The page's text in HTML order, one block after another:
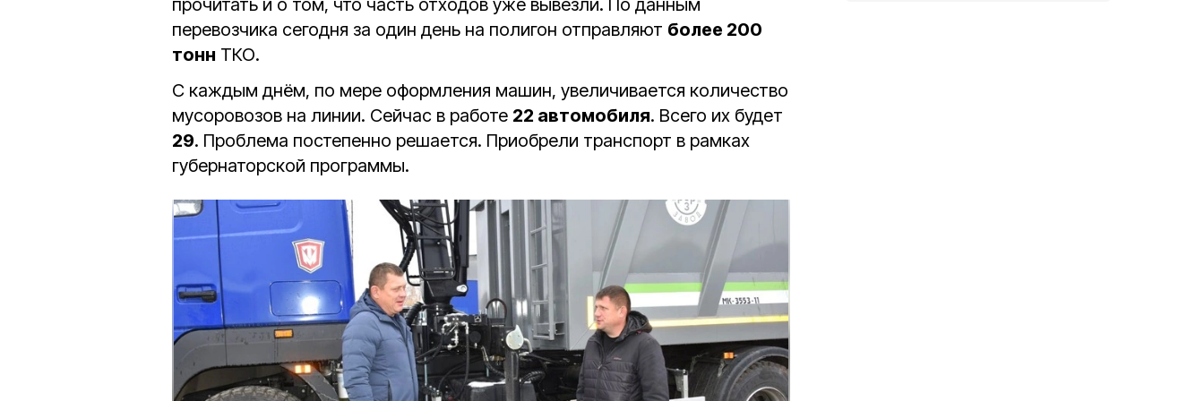
перевозчика сегодня за один день на полигон отправляют более 200
тонн ТКО.
С каждым днём, по мере оформления машин, увеличивается количество
мусоровозов на линии. Сейчас в работе 22 автомобиля. Всего их будет
29. Проблема постепенно решается. Приобрели транспорт в рамках
губернаторской программы.